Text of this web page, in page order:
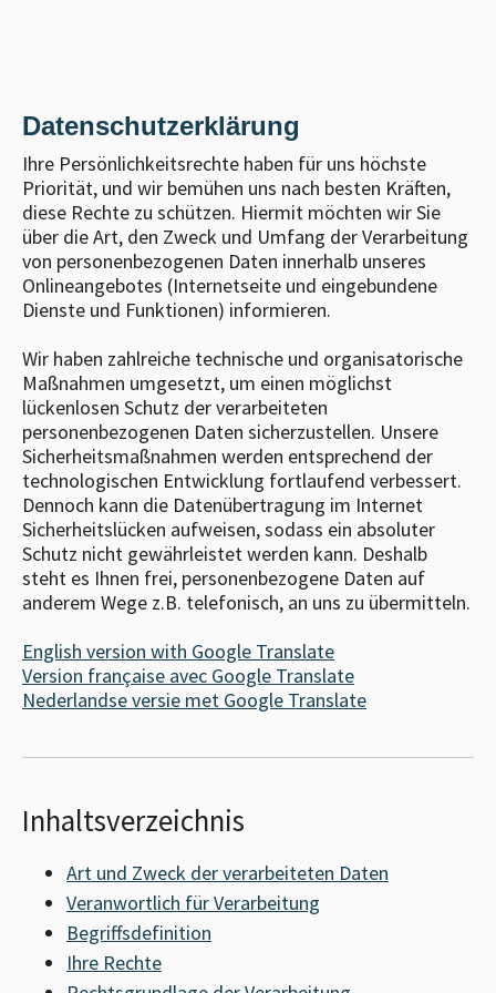
Datenschutzerklärung
Ihre Persönlichkeitsrechte haben für uns höchste
Priorität, und wir bemühen uns nach besten Kräften,
diese Rechte zu schützen. Hiermit möchten wir Sie
über die Art, den Zweck und Umfang der Verarbeitung
von personenbezogenen Daten innerhalb unseres
Onlineangebotes (Internetseite und eingebundene
Dienste und Funktionen) informieren.
Wir haben zahlreiche technische und organisatorische
Maßnahmen umgesetzt, um einen möglichst
lückenlosen Schutz der verarbeiteten
personenbezogenen Daten sicherzustellen. Unsere
Sicherheitsmaßnahmen werden entsprechend der
technologischen Entwicklung fortlaufend verbessert.
Dennoch kann die Datenübertragung im Internet
Sicherheitslücken aufweisen, sodass ein absoluter
Schutz nicht gewährleistet werden kann. Deshalb
steht es Ihnen frei, personenbezogene Daten auf
anderem Wege z.B. telefonisch, an uns zu übermitteln.
English version with Google Translate
Version française avec Google Translate
Nederlandse versie met Google Translate
Inhaltsverzeichnis
Art und Zweck der verarbeiteten Daten
Veranwortlich für Verarbeitung
Begriffsdefinition
Ihre Rechte